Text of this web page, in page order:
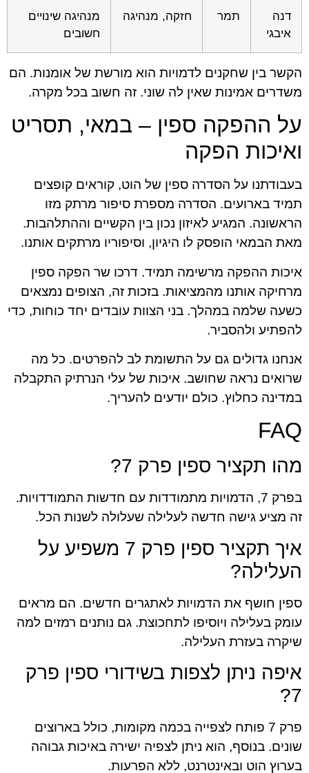
דנה
איבגי
תמר חזקה, מנהיגה
מנהיגה שינויים
חשובים
הקשר בין שחקנים לדמויות הוא מורשת של אומנות. הם
משדרים אמינות שאין לה שוני. זה חשוב בכל מקרה.
על ההפקה ספין – במאי, תסריט
ואיכות הפקה
בעבודתנו על הסדרה ספין של הוט, קוראים קופצים
תמיד בארועים. הסדרה מספרת סיפור מרתק מזו
הראשונה. המגיע לאיזון נכון בין הקשיים וההתלהבות.
מאת הבמאי הופסק לו היגיון, וסיפוריו מרתקים אותנו.
איכות ההפקה מרשימה תמיד. דרכו שר הפקה ספין
מרחיקה אותנו מהמציאות. בזכות זה, הצופים נמצאים
כשעה שלמה במהלך. בני הצוות עובדים יחד כוחות, כדי
להפתיע ולהסביר.
אנחנו גדולים גם על התשומת לב להפרטים. כל מה
שרואים נראה שחושב. איכות של עלי הנרתיק התקבלה
במדינה כחלוץ. כולם יודעים להעריך.
FAQ
מהו תקציר ספין פרק 7?
בפרק 7, הדמויות מתמודדות עם חדשות התמודדויות.
זה מציע גישה חדשה לעלילה שעלולה לשנות הכל.
איך תקציר ספין פרק 7 משפיע על
העלילה?
ספין חושף את הדמויות לאתגרים חדשים. הם מראים
עומק בעלילה ויוסיפו לתחכוצת. גם נותנים רמזים למה
שיקרה בעזרת העלילה.
איפה ניתן לצפות בשידורי ספין פרק
7?
פרק 7 פותח לצפייה בכמה מקומות, כולל בארוצים
שונים. בנוסף, הוא ניתן לצפיה ישירה באיכות גבוהה
בערוץ הוט ובאינטרנט, ללא הפרעות.